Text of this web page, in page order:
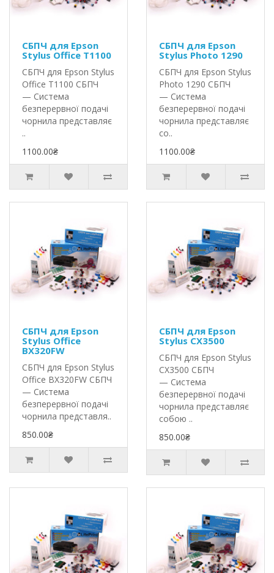
СБПЧ для Epson
Stylus Office T1100
СБПЧ для Epson Stylus
Office T1100 СБПЧ
— Система
безперервної подачі
чорнила представляє
..
1100.00₴
СБПЧ для Epson
Stylus Photo 1290
СБПЧ для Epson Stylus
Photo 1290 СБПЧ
— Система
безперервної подачі
чорнила представляє
со..
1100.00₴
СБПЧ для Epson
Stylus Office
BX320FW
СБПЧ для Epson Stylus
Office BX320FW СБПЧ
— Система
безперервної подачі
чорнила представля..
850.00₴
СБПЧ для Epson
Stylus CX3500
СБПЧ для Epson Stylus
CX3500 СБПЧ
— Система
безперервної подачі
чорнила представляє
собою ..
850.00₴